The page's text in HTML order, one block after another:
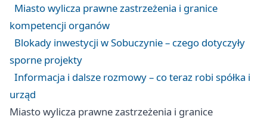
Miasto wylicza prawne zastrzeżenia i granice
kompetencji organów
Blokady inwestycji w Sobuczynie – czego dotyczyły
sporne projekty
Informacja i dalsze rozmowy – co teraz robi spółka i
urząd
Miasto wylicza prawne zastrzeżenia i granice